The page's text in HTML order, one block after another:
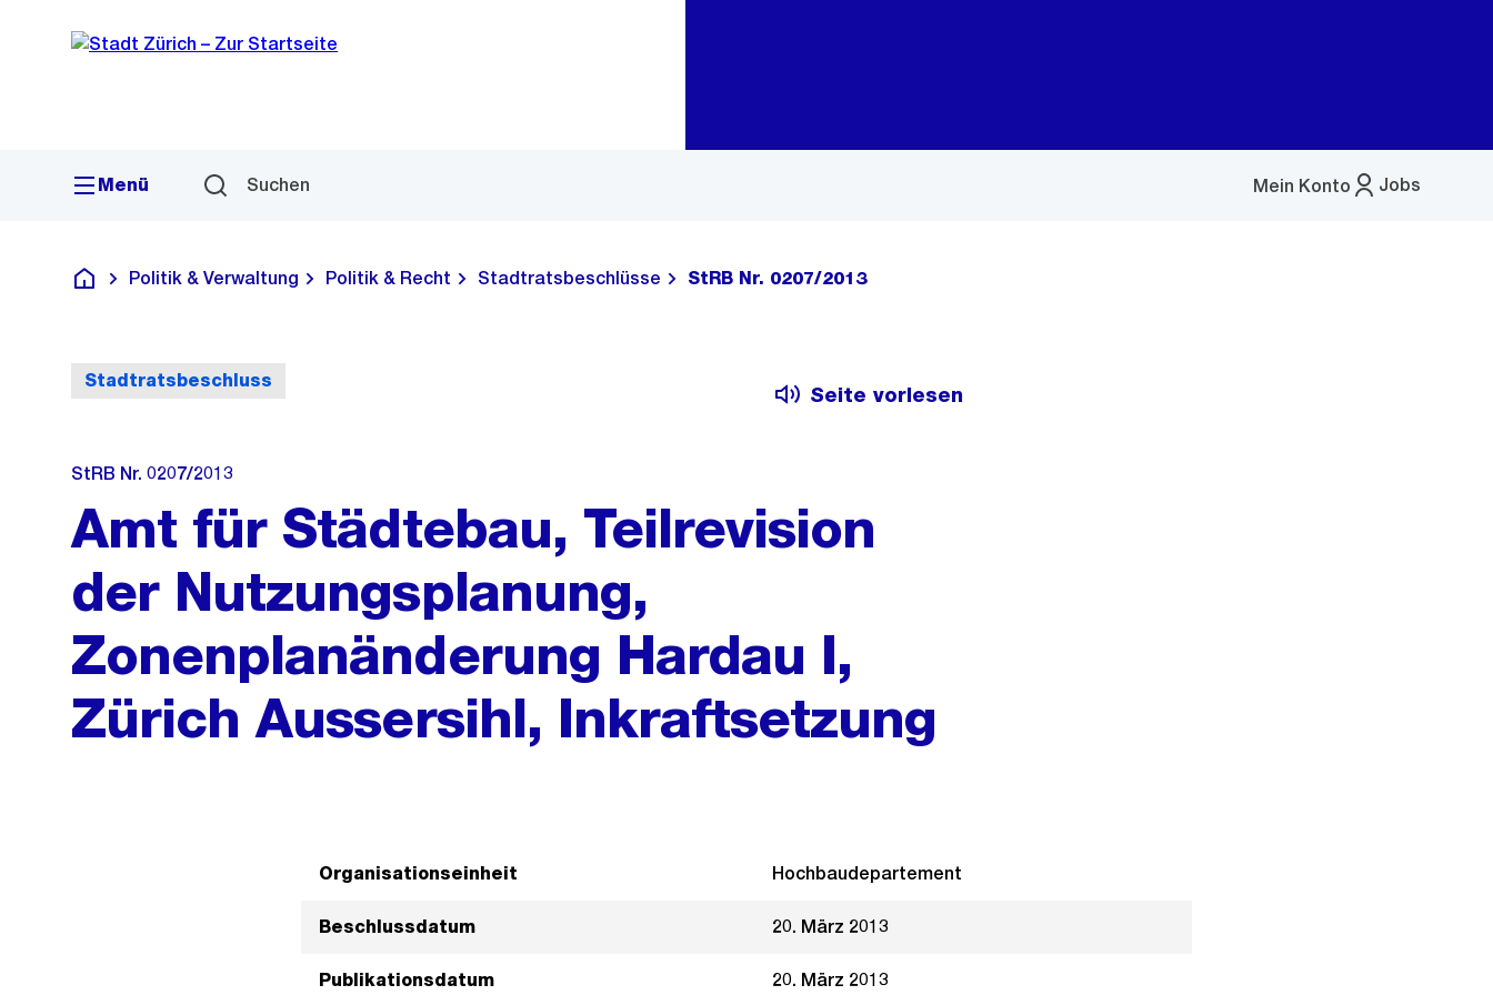
Navigation
Sprunglink
Menü Suchen Jobs
Mein Konto
Menü
Deutsch
Politik & Verwaltung Politik & Recht Stadtratsbeschlüsse StRB Nr. 0207/2013
Stadtratsbeschluss
Seite vorlesen
StRB Nr. 0207/2013
Amt für Städtebau, Teilrevision
der Nutzungsplanung,
Zonenplanänderung Hardau I,
Zürich Aussersihl, Inkraftsetzung
Organisationseinheit Hochbaudepartement
Beschlussdatum 20. März 2013
Publikationsdatum 20. März 2013